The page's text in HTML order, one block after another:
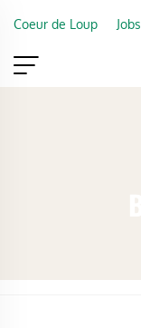
Coeur de Loup Jobs